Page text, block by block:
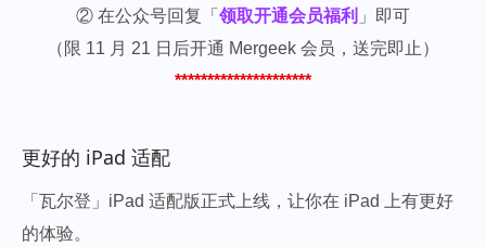
② 在公众号回复「 领取开通会员福利 」即可
（限 11 月 21 日后开通 Mergeek 会员，送完即止）
*********************
更好的 iPad 适配
「瓦尔登」iPad 适配版正式上线，让你在 iPad 上有更好
的体验。